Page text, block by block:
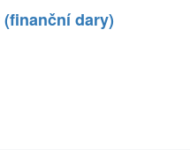
dary)